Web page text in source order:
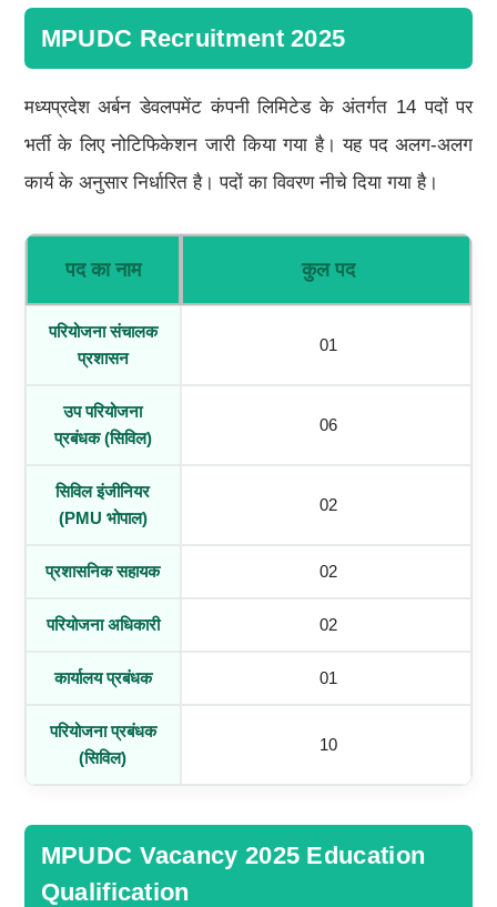
MPUDC Recruitment 2025
मध्यप्रदेश अर्बन डेवलपमेंट कंपनी लिमिटेड के अंतर्गत 14 पदों पर
भर्ती के लिए नोटिफिकेशन जारी किया गया है। यह पद अलग-अलग
कार्य के अनुसार निर्धारित है। पदों का विवरण नीचे दिया गया है।
पद का नाम कुल पद
परियोजना संचालक
प्रशासन
01
उप परियोजना
प्रबंधक (सिविल)
06
सिविल इंजीनियर
(PMU भोपाल)
02
प्रशासनिक सहायक 02
परियोजना अधिकारी 02
कार्यालय प्रबंधक 01
परियोजना प्रबंधक
(सिविल)
10
MPUDC Vacancy 2025 Education
Qualification